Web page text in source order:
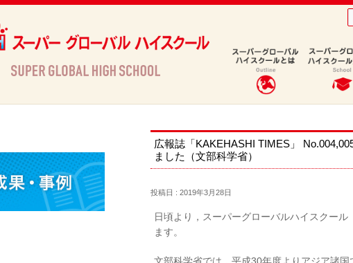
」 No.004,005（「アジア高校生架け橋プロジェクト」）が発行されました（文部科学省）
広報誌「KAKEHASHI TIMES」
ました（文部科学省）
投稿日 : 2019年3月28日
日頃より，スーパーグローバルハイスクー
ます。